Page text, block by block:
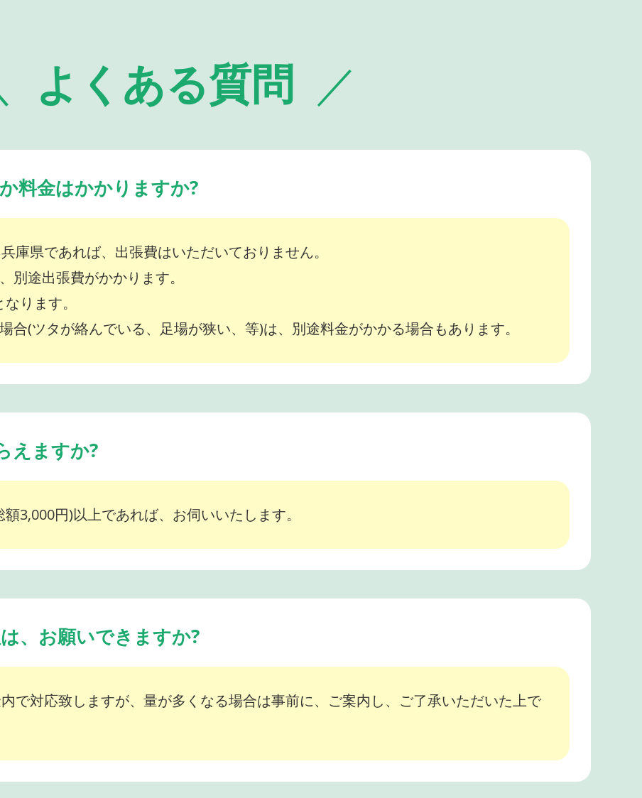
よくある質問
料金はかかりますか?
庫県であれば、出張費はいただいておりません。
別途出張費がかかります。
ります。
合(ツタが絡んでいる、足場が狭い、等)は、別途料金がかかる場合もあります。
えますか?
3,000円)以上であれば、お伺いいたします。
、お願いできますか?
で対応致しますが、量が多くなる場合は事前に、ご案内し、ご了承いただいた上で